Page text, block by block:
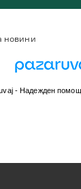
новини
- Надежден